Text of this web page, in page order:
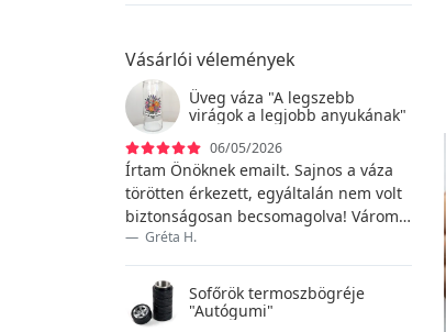
Fadobozok
Fehérnemű
Feliratos kalapácsok 4
Füzetek és naplók
Gravírozott ajándékok 82
Gravírozott tányérok 4
Gravírozott vázák és edények
Kancsók
Kaparós térképek és poszterek
Vásárlói vélemények
Üveg váza "A legszebb
virágok a legjobb anyukának"
06/05/2026
Írtam Önöknek emailt. Sajnos a váza
törötten érkezett, egyáltalán nem volt
biztonságosan becsomagolva! Várom a
válaszukat az emailre!
Gréta H.
Sofőrök termoszbögréje
"Autógumi"